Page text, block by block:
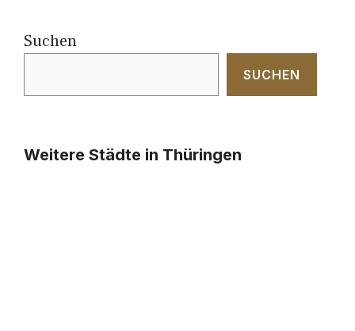
Suchen
SUCHEN
Weitere Städte in Thüringen